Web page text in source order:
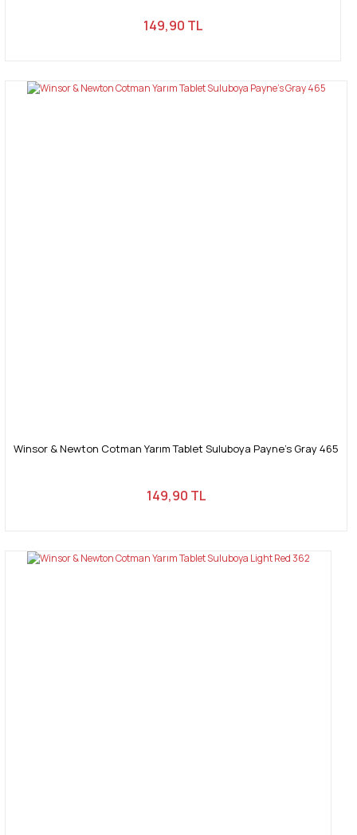
149,90 TL
Winsor & Newton Cotman Yarım Tablet Suluboya Payne's Gray 465
149,90 TL